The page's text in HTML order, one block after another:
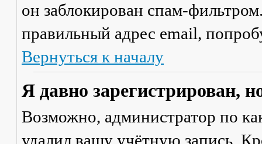
он заблокирован спам-
правильный адрес email,
Вернуться к началу
Я давно зарегистрирован,
Возможно, администратор по
удалил вашу учётную запись.